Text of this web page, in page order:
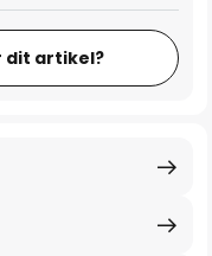
dit artikel?